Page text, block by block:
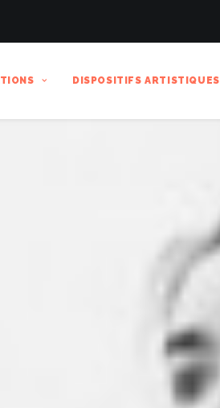
DISPOSITIFS ARTISTIQUES